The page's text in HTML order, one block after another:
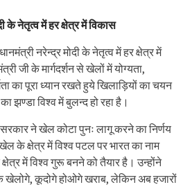
नेतृत्व में हर क्षेत्र में विकास
नरेन्द्र मोदी के नेतृत्व में हर क्षेत्र में
जी के मार्गदर्शन से खेलों में योग्यता,
का पूरा ध्यान रखते हुये खिलाड़ियों का चयन
झण्डा विश्व में बुलन्द हो रहा है।
ने खेल कोटा पुनः लागू करने का निर्णय
के क्षेत्र में विश्व पटल पर भारत का नाम
में विश्व गुरू बनने को तैयार है। उन्होंने
खेलोगे, कूदोगे होओगे खराब, लेकिन अब हजारों